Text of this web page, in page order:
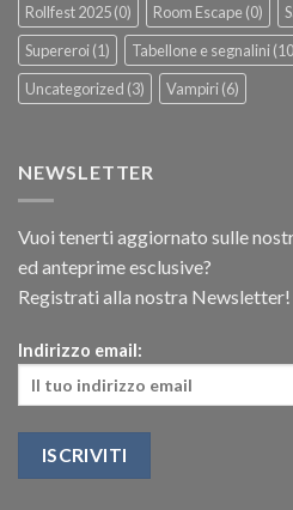
Rollfest 2025(0) Room Escape(0)
Supereroi(1) Tabellone e segnalini
Uncategorized (3) Vampiri(6)
NEWSLETTER
Vuoi tenerti aggiornato sulle
ed anteprime esclusive?
Registrati alla nostra Newsletter!
Indirizzo email: